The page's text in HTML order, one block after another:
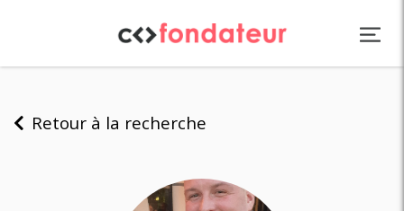
Retour à la recherche